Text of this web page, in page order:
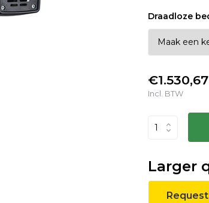
Draadloze
€1.530,67
Incl. BTW
Larger